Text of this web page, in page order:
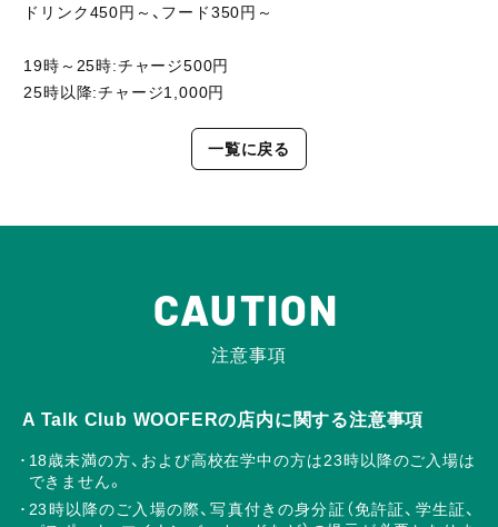
ドリンク450円～、フード350円～
19時～25時:チャージ500円
25時以降:チャージ1,000円
一覧に戻る
CAUTION
注意事項
A Talk Club WOOFERの店内に関する注意事項
18歳未満の方、および高校在学中の方は23時以降のご入場は
できません。
23時以降のご入場の際、写真付きの身分証（免許証、学生証、